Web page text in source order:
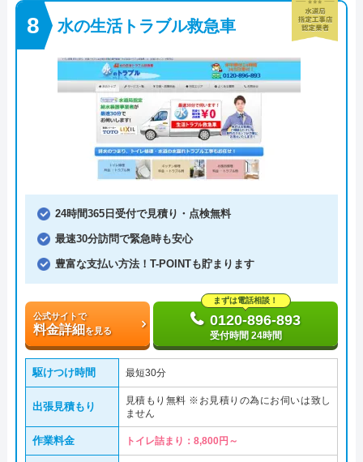
水の生活トラブル救急車
24時間365日受付で見積り・点検無料
最速30分訪問で緊急時も安心
豊富な支払い方法！T-POINTも貯まります
公式サイトで
料金詳細を見る
まずは電話相談！
0120-896-893
受付時間 24時間
駆けつけ時間 最短30分
出張見積もり
見積もり無料 ※お見積りの為にお伺いは致し
ません
作業料金 トイレ詰まり：8,800円～